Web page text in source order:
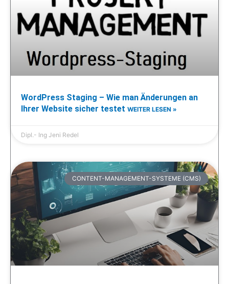
WordPress Staging – Wie man Änderungen an
Ihrer Website sicher testet WEITER LESEN »
Dipl.- Ing Jeni Redel
CONTENT-MANAGEMENT-SYSTEME (CMS)